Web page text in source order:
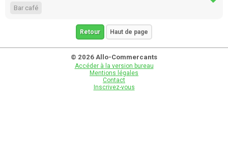
Bar café
Retour Haut de page
© 2026 Allo-Commercants
Accéder à la version bureau
Mentions légales
Contact
Inscrivez-vous